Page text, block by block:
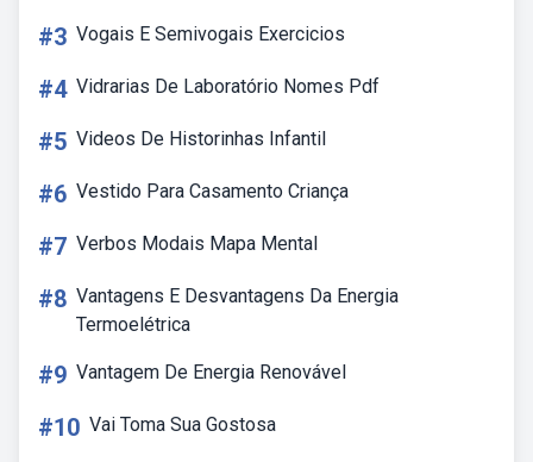
#3 Vogais E Semivogais Exercicios
#4 Vidrarias De Laboratório Nomes Pdf
#5 Videos De Historinhas Infantil
#6 Vestido Para Casamento Criança
#7 Verbos Modais Mapa Mental
#8 Vantagens E Desvantagens Da Energia
Termoelétrica
#9 Vantagem De Energia Renovável
#10 Vai Toma Sua Gostosa